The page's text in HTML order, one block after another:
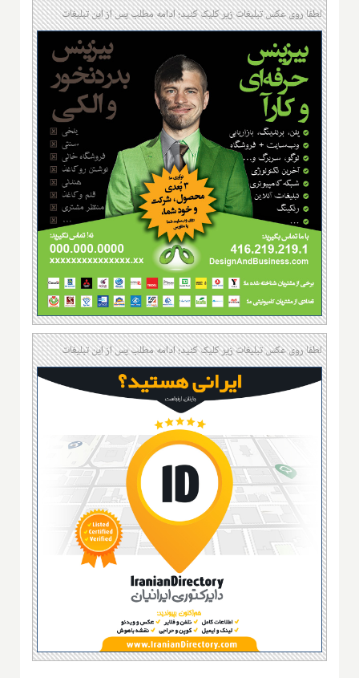
لطفا روی عکس تبلیغات زیر کلیک کنید؛ ادامه مطلب پس از این تبلیغات
لطفا روی عکس تبلیغات زیر کلیک کنید؛ ادامه مطلب پس از این تبلیغات